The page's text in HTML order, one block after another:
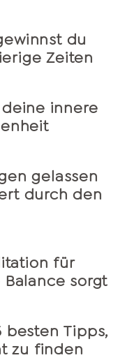
du
Zeiten
innere
gelassen
durch den
für
sorgt
besten Tipps,
zu finden